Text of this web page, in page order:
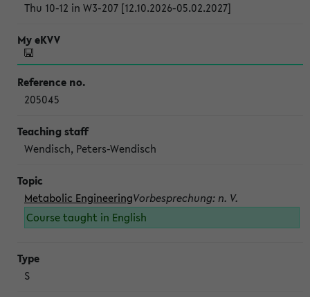
Thu 10-12 in W3-207 [12.10.2026-05.02.2027]
205045
Wendisch, Peters-Wendisch
Metabolic EngineeringVorbesprechung: n. V.
Course taught in English
S